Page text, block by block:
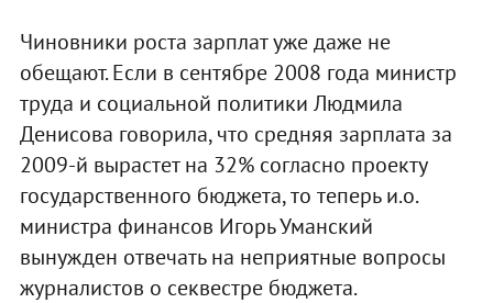
Чиновники роста зарплат уже даже не
обещают. Если в сентябре 2008 года министр
труда и социальной политики Людмила
Денисова говорила, что средняя зарплата за
2009-й вырастет на 32% согласно проекту
государственного бюджета, то теперь и.о.
министра финансов Игорь Уманский
вынужден отвечать на неприятные вопросы
журналистов о секвестре бюджета.